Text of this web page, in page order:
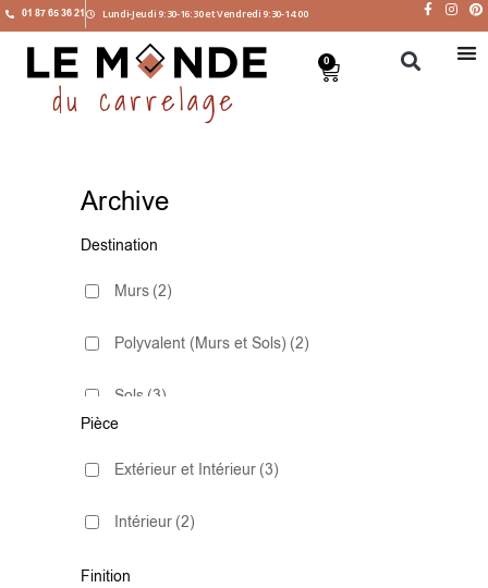
01 87 65 36 21 Lundi-Jeudi 9:30-16:30 et Vendredi 9:30-14:00
0
Archive
Destination
Murs (2)
Polyvalent (Murs et Sols) (2)
Sols (3)
Pièce
Extérieur et Intérieur (3)
Intérieur (2)
Finition